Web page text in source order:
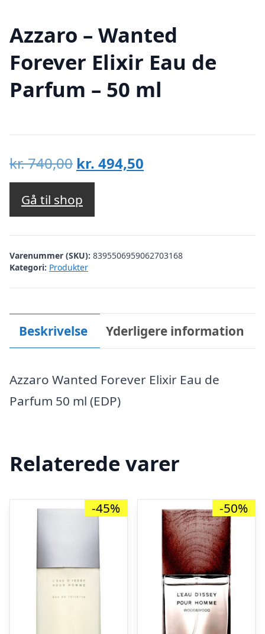
Azzaro – Wanted
Forever Elixir Eau de
Parfum – 50 ml
kr.740,00 Den
oprindelige
pris
var:
kr. 740,00.
kr. 494,50
kr. 494,50.
Gå til shop
Varenummer (SKU): 8395506959062703168
Kategori: Produkter
Beskrivelse Yderligere information
Azzaro Wanted Forever Elixir Eau de
Parfum 50 ml (EDP)
Relaterede varer
-45% -50%